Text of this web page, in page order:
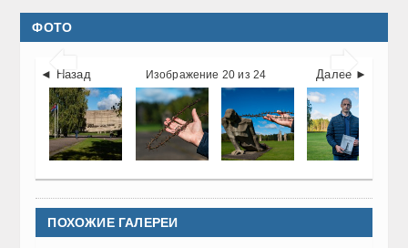
ФОТО
 
◄ Назад Далее ►
Изображение 20 из 24
ПОХОЖИЕ ГАЛЕРЕИ